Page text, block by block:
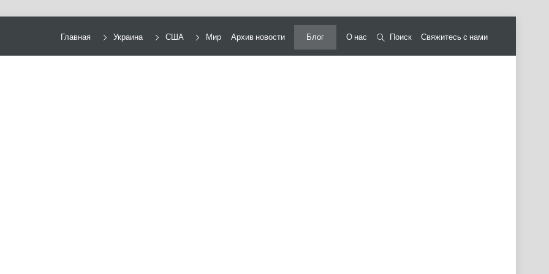
Главная Украина США Мир Архив новости Блог О нас Поиск Свяжитесь с нами